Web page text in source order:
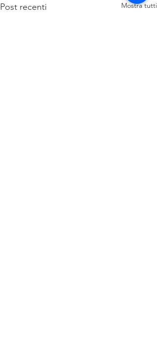
Post recenti Mostra tutti